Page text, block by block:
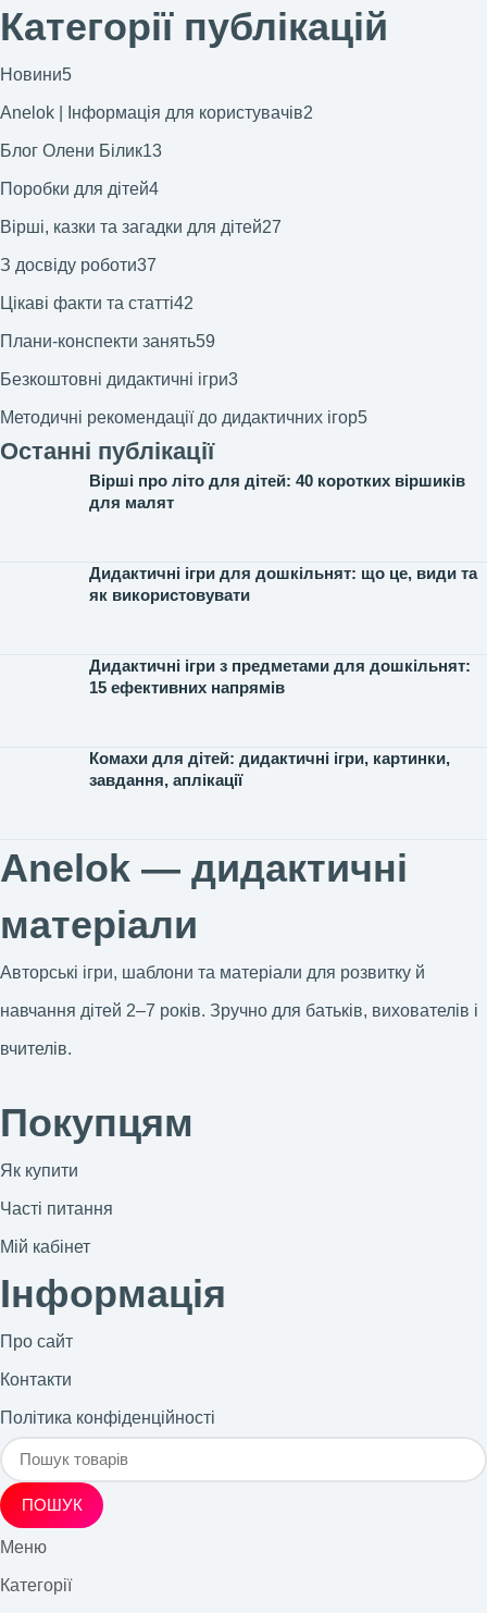
Категорії публікацій
Новини5
Anelok | Інформація для користувачів2
Блог Олени Білик13
Поробки для дітей4
Вірші, казки та загадки для дітей27
З досвіду роботи37
Цікаві факти та статті42
Плани-конспекти занять59
Безкоштовні дидактичні ігри3
Методичні рекомендації до дидактичних ігор5
Останні публікації
Вірші про літо для дітей: 40 коротких віршиків
для малят
Дидактичні ігри для дошкільнят: що це, види та
як використовувати
Дидактичні ігри з предметами для дошкільнят:
15 ефективних напрямів
Комахи для дітей: дидактичні ігри, картинки,
завдання, аплікації
Anelok — дидактичні
матеріали
Авторські ігри, шаблони та матеріали для розвитку й
навчання дітей 2–7 років. Зручно для батьків, вихователів і
вчителів.
Покупцям
Як купити
Часті питання
Мій кабінет
Інформація
Про сайт
Контакти
Політика конфіденційності
ПОШУК
Меню
Категорії